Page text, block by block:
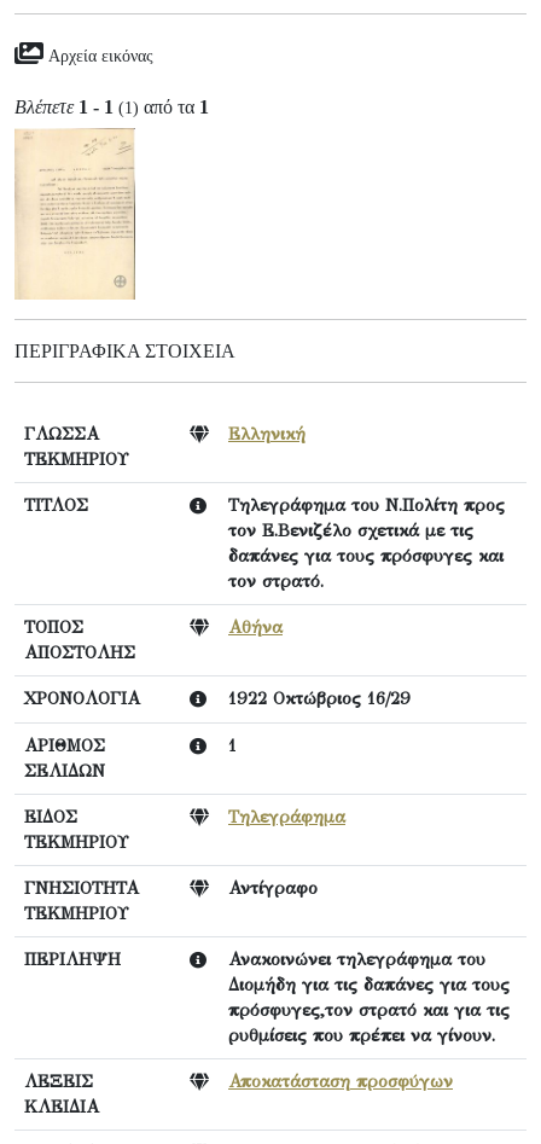
Αρχεία εικόνας
Βλέπετε 1 - 1 (1) από τα 1
ΠΕΡΙΓΡΑΦΙΚΆ ΣΤΟΙΧΕΊΑ
ΓΛΩΣΣΑ
ΤΕΚΜΗΡΙΟΥ
Ελληνική
ΤΙΤΛΟΣ
Τηλεγράφημα του Ν.Πολίτη προς
τον Ε.Βενιζέλο σχετικά με τις
δαπάνες για τους πρόσφυγες και
τον στρατό.
ΤΟΠΟΣ
ΑΠΟΣΤΟΛΗΣ
Αθήνα
ΧΡΟΝΟΛΟΓΙΑ 1922 Οκτώβριος 16/29
ΑΡΙΘΜΟΣ
ΣΕΛΙΔΩΝ
1
ΕΙΔΟΣ
ΤΕΚΜΗΡΙΟΥ
Τηλεγράφημα
ΓΝΗΣΙΟΤΗΤΑ
ΤΕΚΜΗΡΙΟΥ
Αντίγραφο
ΠΕΡΙΛΗΨΗ
Ανακοινώνει τηλεγράφημα του
Διομήδη για τις δαπάνες για τους
πρόσφυγες,τον στρατό και για τις
ρυθμίσεις που πρέπει να γίνουν.
ΛΕΞΕΙΣ
ΚΛΕΙΔΙΑ
Αποκατάσταση προσφύγων